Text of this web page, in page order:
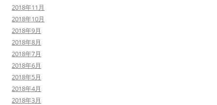
2018年11月
2018年10月
2018年9月
2018年8月
2018年7月
2018年6月
2018年5月
2018年4月
2018年3月